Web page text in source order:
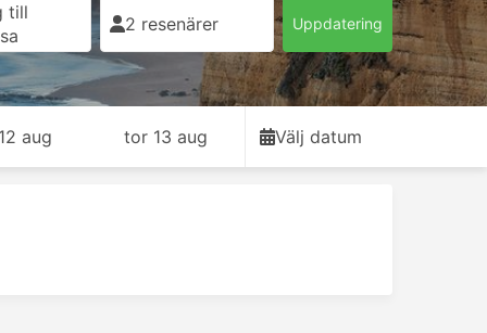
till
2 resenärer Uppdatering
aug tor 13 aug Välj datum